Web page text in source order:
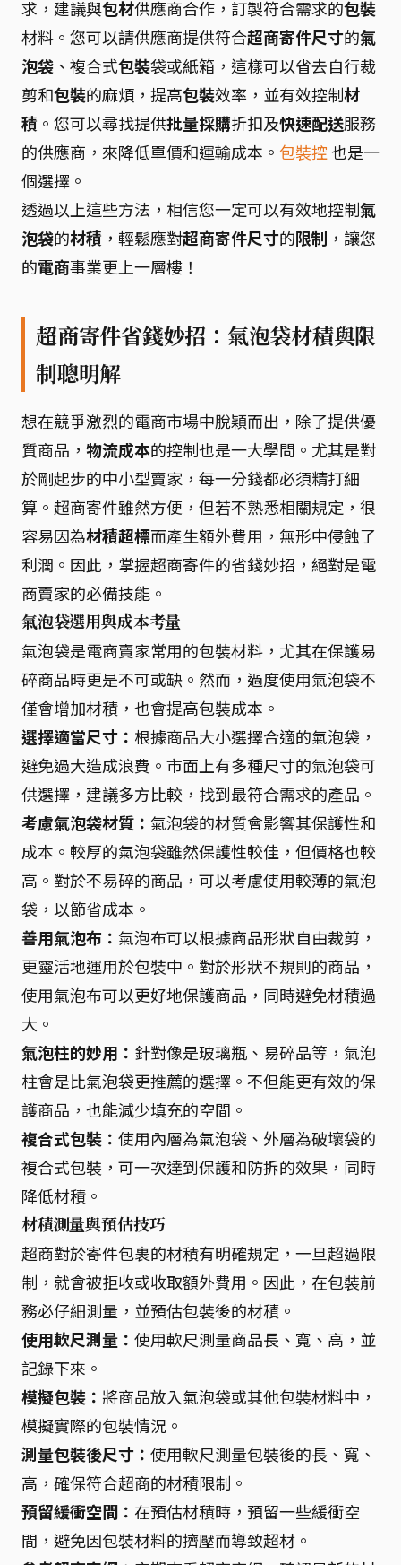
求，建議與包材供應商合作，訂製符合需求的包裝
材料。您可以請供應商提供符合超商寄件尺寸的氣
泡袋 、複合式包裝袋或紙箱，這樣可以省去自行裁
剪和包裝的麻煩，提高包裝效率，並有效控制材
積 。您可以尋找提供批量採購折扣及快速配送服務
的供應商，來降低單價和運輸成本。 包裝控也是一
個選擇。
透過以上這些方法，相信您一定可以有效地控制氣
泡袋的材積 ，輕鬆應對超商寄件尺寸的限制 ，讓您
的電商事業更上一層樓！
超商寄件省錢妙招：氣泡袋材積與限
制聰明解
想在競爭激烈的電商市場中脫穎而出，除了提供優
質商品， 物流成本的控制也是一大學問。尤其是對
於剛起步的中小型賣家，每一分錢都必須精打細
算。超商寄件雖然方便，但若不熟悉相關規定，很
容易因為材積超標而產生額外費用，無形中侵蝕了
利潤。因此，掌握超商寄件的省錢妙招，絕對是電
商賣家的必備技能。
氣泡袋選用與成本考量
氣泡袋是電商賣家常用的包裝材料，尤其在保護易
碎商品時更是不可或缺。然而，過度使用氣泡袋不
僅會增加材積，也會提高包裝成本。
選擇適當尺寸： 根據商品大小選擇合適的氣泡袋，
避免過大造成浪費。市面上有多種尺寸的氣泡袋可
供選擇，建議多方比較，找到最符合需求的產品。
考慮氣泡袋材質： 氣泡袋的材質會影響其保護性和
成本。較厚的氣泡袋雖然保護性較佳，但價格也較
高。對於不易碎的商品，可以考慮使用較薄的氣泡
袋，以節省成本。
善用氣泡布： 氣泡布可以根據商品形狀自由裁剪，
更靈活地運用於包裝中。對於形狀不規則的商品，
使用氣泡布可以更好地保護商品，同時避免材積過
大。
氣泡柱的妙用： 針對像是玻璃瓶、易碎品等，氣泡
柱會是比氣泡袋更推薦的選擇。不但能更有效的保
護商品，也能減少填充的空間。
複合式包裝： 使用內層為氣泡袋、外層為破壞袋的
複合式包裝，可一次達到保護和防拆的效果，同時
降低材積。
材積測量與預估技巧
超商對於寄件包裹的材積有明確規定，一旦超過限
制，就會被拒收或收取額外費用。因此，在包裝前
務必仔細測量，並預估包裝後的材積。
使用軟尺測量： 使用軟尺測量商品長、寬、高，並
記錄下來。
模擬包裝： 將商品放入氣泡袋或其他包裝材料中，
模擬實際的包裝情況。
測量包裝後尺寸： 使用軟尺測量包裝後的長、寬、
高，確保符合超商的材積限制。
預留緩衝空間： 在預估材積時，預留一些緩衝空
間，避免因包裝材料的擠壓而導致超材。